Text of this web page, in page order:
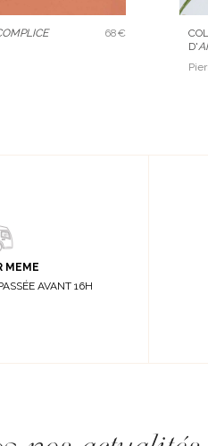
68€
D'
MEME
AVANT 16H